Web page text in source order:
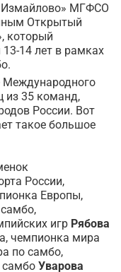
МГФСО
Открытый
который
14 лет в рамках
Международного
из 35 команд,
России. Вот
такое большое
России,
Европы,
игр Рябова
чемпионка мира
по самбо,
самбо Уварова